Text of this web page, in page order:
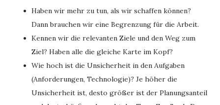
Haben wir mehr zu tun, als wir schaffen können?
Dann brauchen wir eine Begrenzung für die Arbeit.
Kennen wir die relevanten Ziele und den Weg zum
Ziel? Haben alle die gleiche Karte im Kopf?
Wie hoch ist die Unsicherheit in den Aufgaben
(Anforderungen, Technologie)? Je höher die
Unsicherheit ist, desto größer ist der Planungsanteil